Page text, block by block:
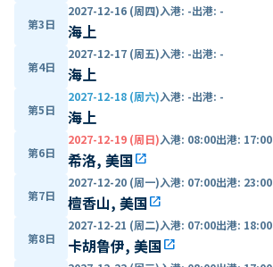
第3日
2027-12-16 (周四)入港: -出港: -
海上
第4日
2027-12-17 (周五)入港: -出港: -
海上
第5日
2027-12-18 (周六)入港: -出港: -
海上
第6日
2027-12-19 (周日)入港: 08:00出港: 17:00
希洛, 美国open_in_new
第7日
2027-12-20 (周一)入港: 07:00出港: 23:00
檀香山, 美国open_in_new
第8日
2027-12-21 (周二)入港: 07:00出港: 18:00
卡胡鲁伊, 美国open_in_new